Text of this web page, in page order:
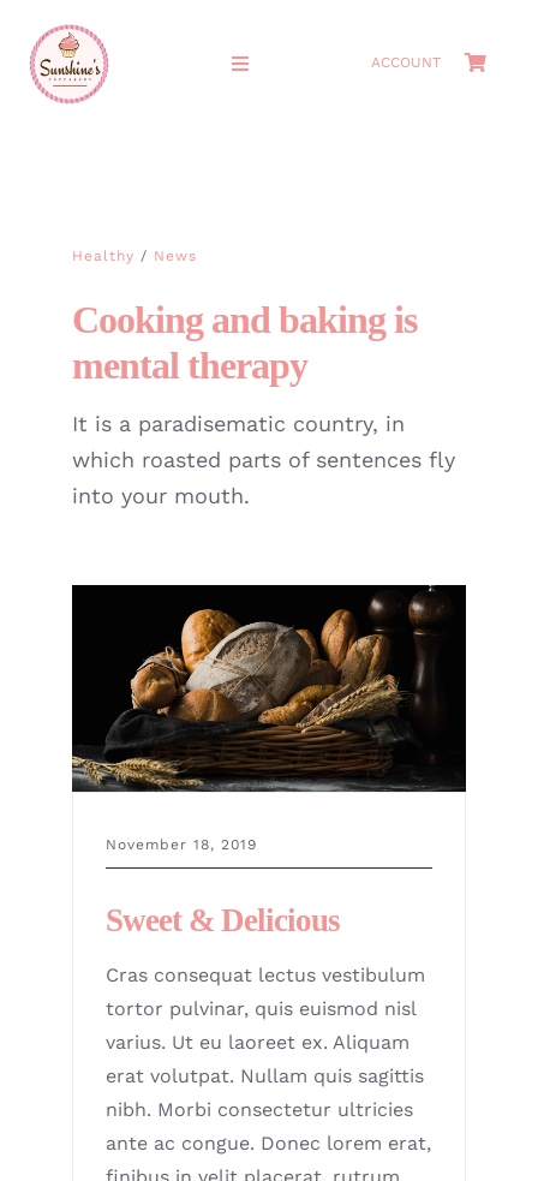
content
Toggle
CATERING
ACCOUNT
Healthy / News
Cooking and baking is
mental therapy
It is a paradisematic country, in
which roasted parts of sentences fly
into your mouth.
November 18, 2019
Sweet & Delicious
Cras consequat lectus vestibulum
tortor pulvinar, quis euismod nisl
varius. Ut eu laoreet ex. Aliquam
erat volutpat. Nullam quis sagittis
nibh. Morbi consectetur ultricies
ante ac congue. Donec lorem erat,